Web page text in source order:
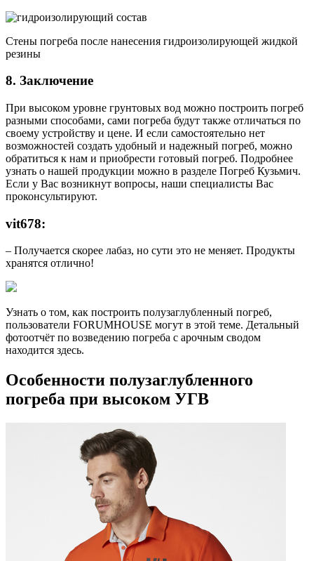
Стены погреба после нанесения гидроизолирующей жидкой
резины
8. Заключение
При высоком уровне грунтовых вод можно построить погреб
разными способами, сами погреба будут также отличаться по
своему устройству и цене. И если самостоятельно нет
возможностей создать удобный и надежный погреб, можно
обратиться к нам и приобрести готовый погреб. Подробнее
узнать о нашей продукции можно в разделе Погреб Кузьмич.
Если у Вас возникнут вопросы, наши специалисты Вас
проконсультируют.
vit678:
– Получается скорее лабаз, но сути это не меняет. Продукты
хранятся отлично!
Узнать о том, как построить полузаглубленный погреб,
пользователи FORUMHOUSE могут в этой теме. Детальный
фотоотчёт по возведению погреба с арочным сводом
находится здесь.
Особенности полузаглубленного
погреба при высоком УГВ